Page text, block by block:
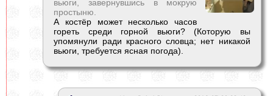
вьюги, завернувшись в мокрую
простыню.
А костёр может несколько часов
гореть среди горной вьюги? (Которую вы
упомянули ради красного словца; нет никакой
вьюги, требуется ясная погода).